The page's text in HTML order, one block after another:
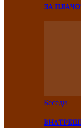
ЗА
Беседи